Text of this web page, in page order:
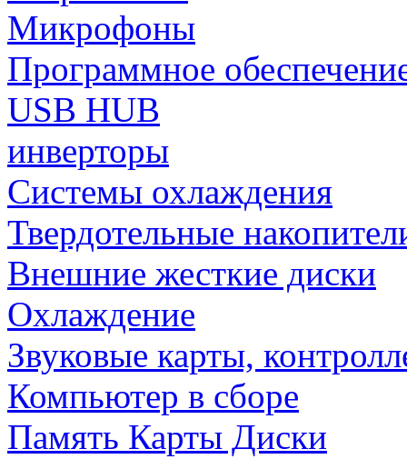
Микрофоны
Программное
USB HUB
инверторы
Системы охлаждения
Твердотельные
Внешние жесткие диски
Охлаждение
Звуковые карты,
Компьютер в сборе
Память Карты Диски